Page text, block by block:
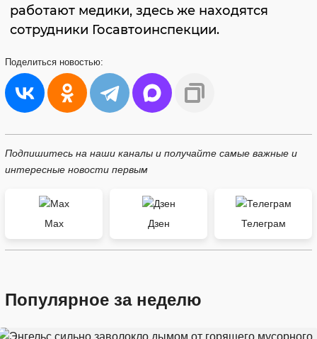
работают медики, здесь же находятся
сотрудники Госавтоинспекции.
Поделиться новостью:
Подпишитесь на наши каналы и получайте самые важные и
интересные новости первым
Max Дзен Телеграм
Популярное за неделю